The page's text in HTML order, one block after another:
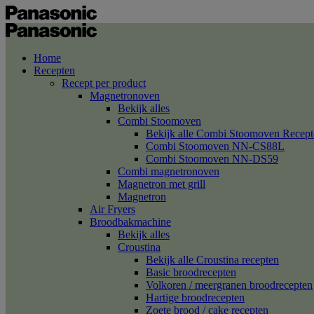
Home
Recepten
Recept per product
Magnetronoven
Bekijk alles
Combi Stoomoven
Bekijk alle Combi Stoomoven
Combi Stoomoven NN-CS88L
Combi Stoomoven NN-DS59
Combi magnetronoven
Magnetron met grill
Magnetron
Air Fryers
Broodbakmachine
Bekijk alles
Croustina
Bekijk alle Croustina recepten
Basic broodrecepten
Volkoren / meergranen broodrecepten
Hartige broodrecepten
Zoete brood / cake recepten